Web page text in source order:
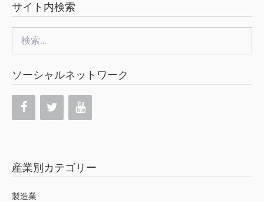
サイト内検索
索:
ソーシャルネットワーク
産業別カテゴリー
製造業